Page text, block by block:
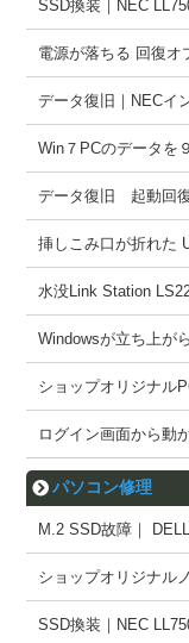
SSD換装｜NEC
電源が落ちる 回復オ
データ復旧｜NECイ
Win７PCのデータを
データ復旧 起動回
挿しこみ口が折れた
水没Link Station
Windowsが立ち上が
ショップオリジナル
ログイン画面から動
パソコン修理
M.2 SSD故障｜
ショップオリジナル
SSD換装｜NEC